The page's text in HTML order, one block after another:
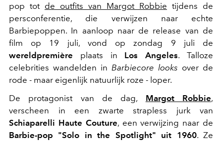
pop tot de outfits van Margot Robbie tijdens de
persconferentie, die verwijzen naar echte
Barbiepoppen. In aanloop naar de release van de
film op 19 juli, vond op zondag 9 juli de
wereldpremière plaats in Los Angeles. Talloze
celebrities wandelden in Barbiecore looks over de
rode - maar eigenlijk natuurlijk roze - loper.
De protagonist van de dag, Margot Robbie,
verscheen in een zwarte strapless jurk van
Schiaparelli Haute Couture, een verwijzing naar de
Barbie-pop "Solo in the Spotlight" uit 1960. Ze